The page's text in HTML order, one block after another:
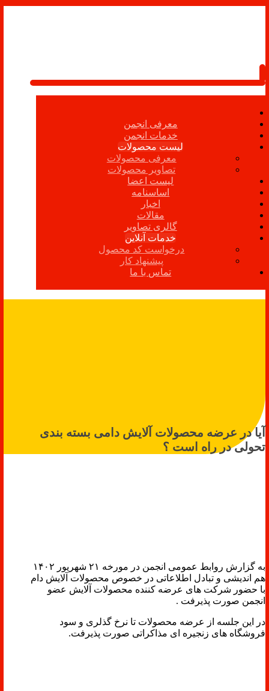
معرفی انجمن
خدمات انجمن
لیست محصولات
معرفی محصولات
تصاویر محصولات
لیست اعضا
اساسنامه
اخبار
مقالات
گالری تصاویر
خدمات آنلاین
درخواست کد محصول
پیشنهاد کار
تماس با ما
آیا در عرضه محصولات آلایش دامی بسته بندی
تحولی در راه است ؟
به گزارش روابط عمومی انجمن در مورخه ۲۱ شهریور ۱۴۰۲
هم اندیشی و تبادل اطلاعاتی در خصوص محصولات آلایش دام
با حضور شرکت های عرضه کننده محصولات آلایش عضو
انجمن صورت پذیرفت .
در این جلسه از عرضه محصولات تا نرخ گذلری و سود
فروشگاه های زنجیره ای مذاکراتی صورت پذیرفت.